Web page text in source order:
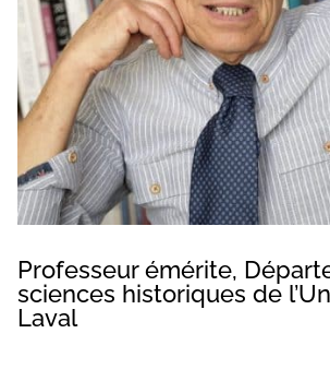
Professeur émérite,
sciences historiques de
Laval